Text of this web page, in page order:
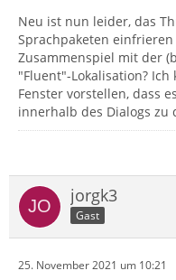
Neu ist nun leider, das
Sprachpaketen
Zusammenspiel mit der
"Fluent"-Lokalisation?
Fenster vorstellen, dass
innerhalb des Dialogs zu
jorgk3
Gast
25. November 2021 um 10:21